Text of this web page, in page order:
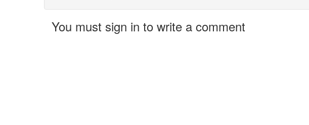
You must sign in to write a comment